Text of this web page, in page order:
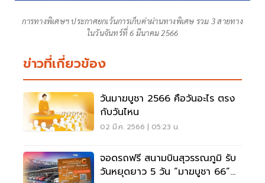
การทางพิเศษฯ ประกาศยกเว้นการเก็บค่าผ่านทางพิเศษ รวม 3 สายทาง
ในวันจันทร์ที่ 6 มีนาคม 2566
ข่าวที่เกี่ยวข้อง
วันมาฆบูชา 2566 คือวันอะไร ตรง
กับวันไหน
02 มี.ค. 2566 | 05:23 น.
จอดรถฟรี สนามบินสุวรรณภูมิ รับ
วันหยุดยาว 5 วัน “มาฆบูชา 66”